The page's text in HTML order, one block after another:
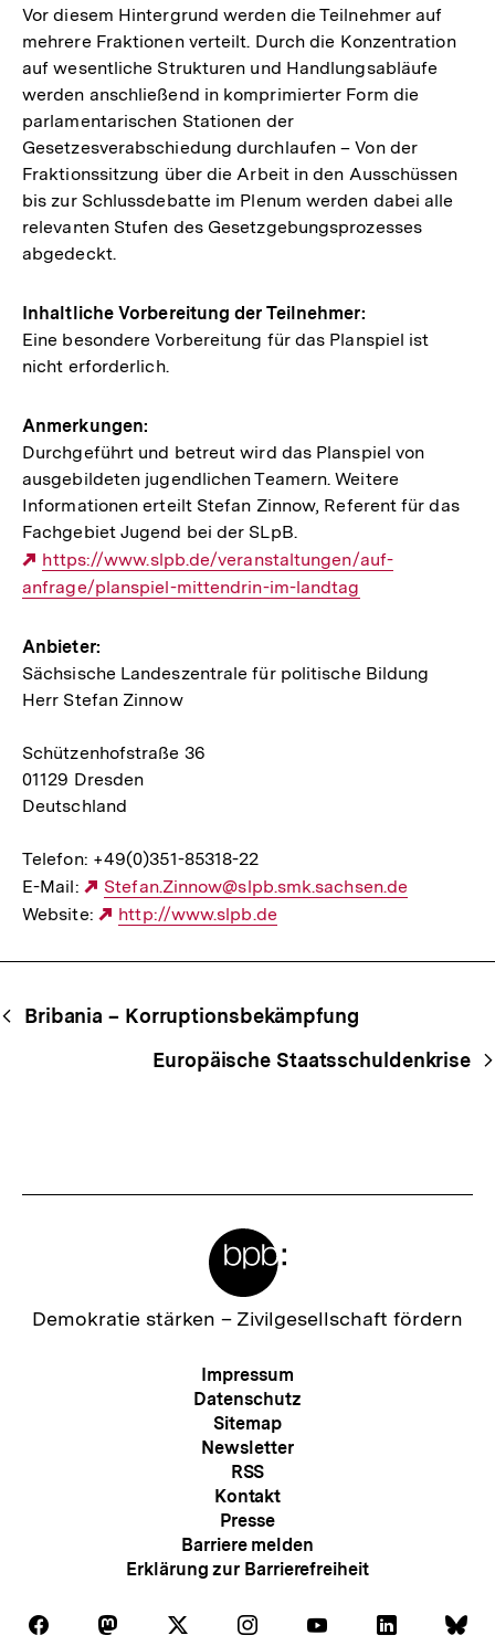
Vor diesem Hintergrund werden die Teilnehmer auf
mehrere Fraktionen verteilt. Durch die Konzentration
auf wesentliche Strukturen und Handlungsabläufe
werden anschließend in komprimierter Form die
parlamentarischen Stationen der
Gesetzesverabschiedung durchlaufen – Von der
Fraktionssitzung über die Arbeit in den Ausschüssen
bis zur Schlussdebatte im Plenum werden dabei alle
relevanten Stufen des Gesetzgebungsprozesses
abgedeckt.
Inhaltliche Vorbereitung der Teilnehmer:
Eine besondere Vorbereitung für das Planspiel ist
nicht erforderlich.
Anmerkungen:
Durchgeführt und betreut wird das Planspiel von
ausgebildeten jugendlichen Teamern. Weitere
Informationen erteilt Stefan Zinnow, Referent für das
Fachgebiet Jugend bei der SLpB.
Externer
Link:
https://www.slpb.de/veranstaltungen/auf-
anfrage/planspiel-mittendrin-im-landtag
Anbieter:
Sächsische Landeszentrale für politische Bildung
Herr Stefan Zinnow
Schützenhofstraße 36
01129 Dresden
Deutschland
Telefon: +49(0)351-85318-22
E-Mail:
Externer
Link:
Stefan.Zinnow@slpb.smk.sachsen.de
Website:
Externer
http://www.slpb.de
Begriffsnavigation
Content-
Navigation
Bribania – Korruptionsbekämpfung
Europäische Staatsschuldenkrise
Zur
Demokratie stärken – Zivilgesellschaft fördern
Meta-
Navigation
Impressum
Datenschutz
Sitemap
Newsletter
RSS
Kontakt
Presse
Barriere melden
Erklärung zur Barrierefreiheit
Folgen
Auf
Folgen Folgen Folgen
Auf
Folgen Folgen